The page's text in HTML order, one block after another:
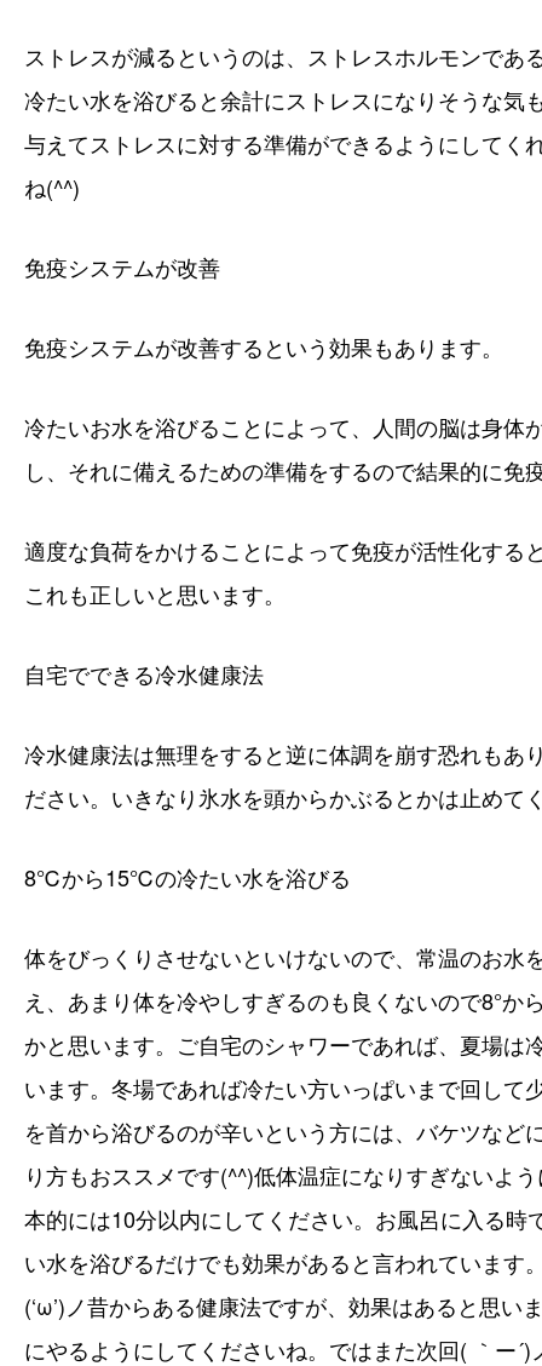
ストレスが減るというのは、
ストレスホルモンであ
冷たい水を浴びると余計にストレスになりそうな気
与えてストレスに対する準備ができるようにしてく
ね(^^)
免疫システムが改善
免疫システムが改善するという効果もあります。
冷たいお水を浴びることによって、人間の脳は身体
し、それに備えるための準備をするので結果的に免
適度な負荷をかけることによって免疫が活性化する
これも正しいと思います。
自宅でできる冷水健康法
冷水健康法は無理をすると逆に体調を崩す恐れもあ
ださい。いきなり氷水を頭からかぶるとかは止めて
8℃から15℃の冷たい水を浴びる
体をびっくりさせないといけないので、常温のお水
え、 あまり体を冷やしすぎるのも良くないので8°か
かと思います。ご自宅のシャワーであれば、夏場は
います。冬場であれば冷たい方いっぱいまで回して
を首から浴びるのが辛いという方には、バケツな
り方もおススメです(^^)低体温症になりすぎないよ
本的には10分以内にしてください。お風呂に入る時
い水を浴びるだけでも効果があると言われています
(‘ω’)ノ昔からある健康法ですが、効果はあると思
にやるようにしてくださいね。ではまた次回( ｀ー´)